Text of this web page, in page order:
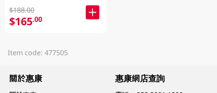
$188.00
$165.00
Item code: 477505
關於惠康 惠康網店查詢